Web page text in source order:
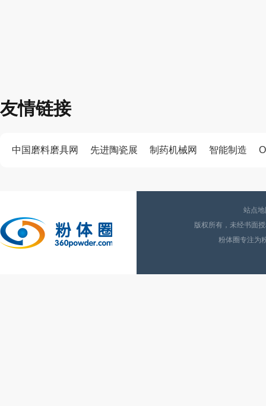
友情链接
中国磨料磨具网 先进陶瓷展 制药机械网 智能制造
站点
版权所有，未经书面
粉体圈专注为